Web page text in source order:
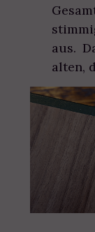
aus.
alten,